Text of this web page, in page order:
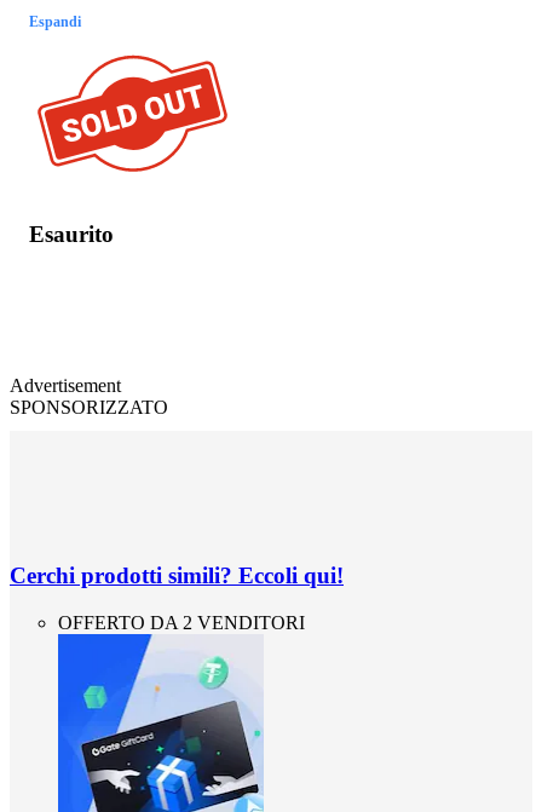
Espandi
Esaurito
Advertisement
SPONSORIZZATO
Cerchi prodotti simili? Eccoli qui!
OFFERTO DA 2 VENDITORI